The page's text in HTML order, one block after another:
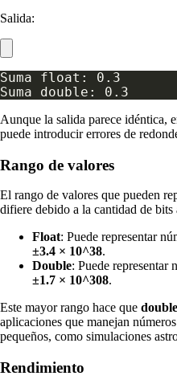
Salida:
Aunque la salida parece idéntica,
puede introducir errores de
Rango de valores
El rango de valores que pueden
difiere debido a la cantidad de bits
Float: Puede representar
±3.4 × 10^38.
Double: Puede representar
±1.7 × 10^308.
Este mayor rango hace que double
aplicaciones que manejan
pequeños, como simulaciones
Rendimiento